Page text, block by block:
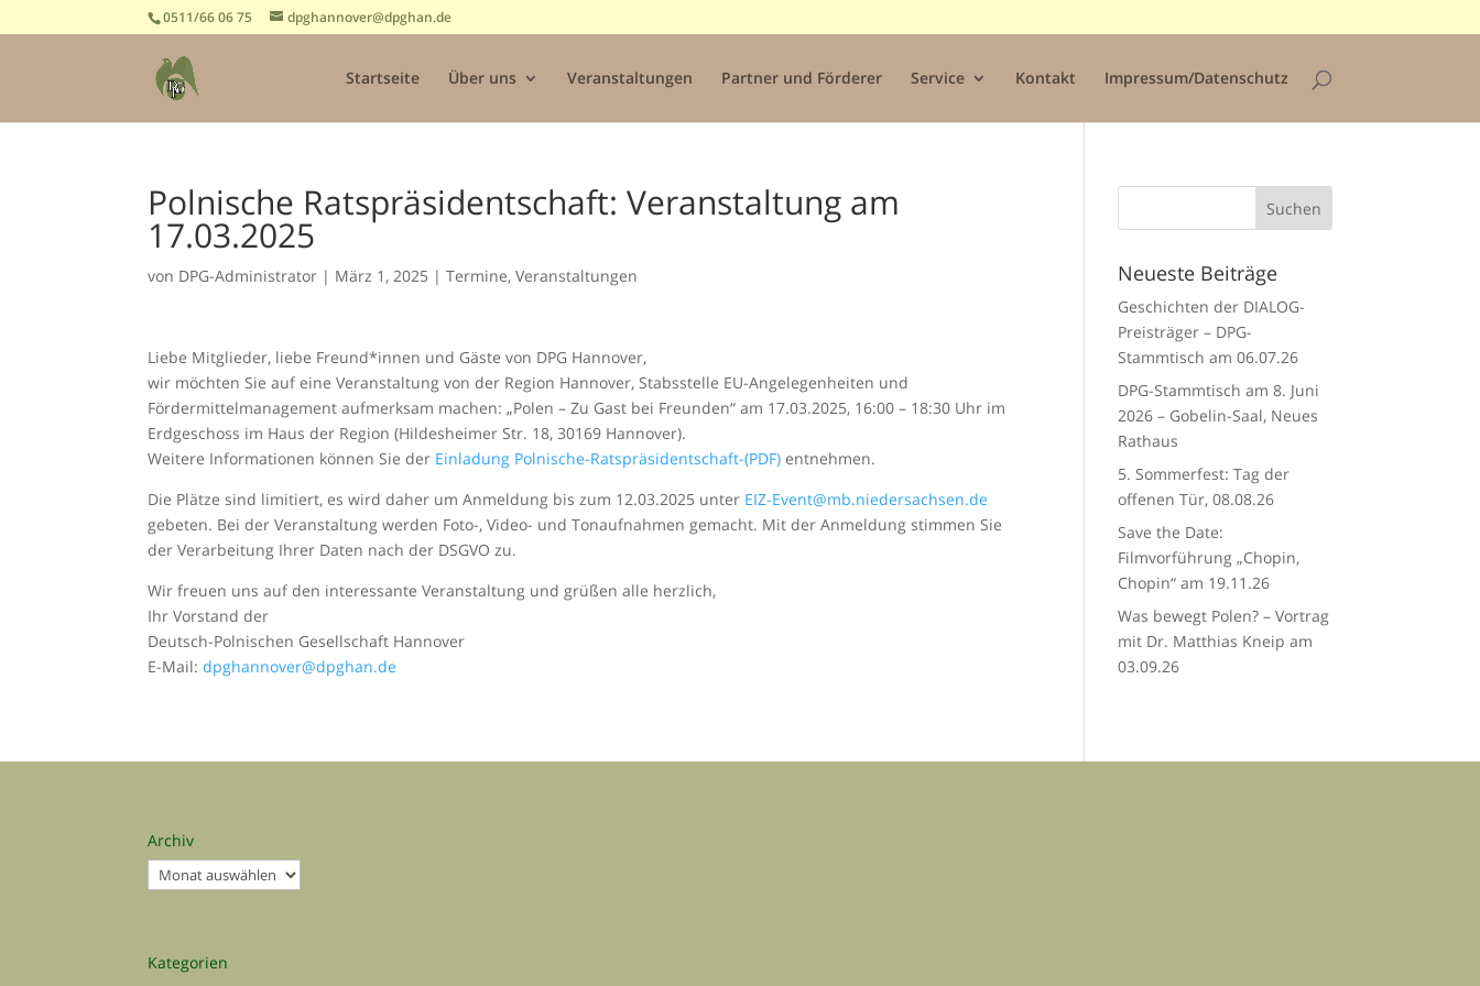
0511/66 06 75 dpghannover@dpghan.de
Startseite Über uns Veranstaltungen Partner und Förderer Service Kontakt Impressum/Datenschutz
Polnische Ratspräsidentschaft: Veranstaltung am
17.03.2025
von DPG-Administrator | März 1, 2025 |Termine,Veranstaltungen
Liebe Mitglieder, liebe Freund*innen und Gäste von DPG Hannover,
wir möchten Sie auf eine Veranstaltung von der Region Hannover, Stabsstelle EU-Angelegenheiten und
Fördermittelmanagement aufmerksam machen: „Polen – Zu Gast bei Freunden“ am 17.03.2025, 16:00 – 18:30 Uhr im
Erdgeschoss im Haus der Region (Hildesheimer Str. 18, 30169 Hannover).
Weitere Informationen können Sie der Einladung Polnische-Ratspräsidentschaft-(PDF) entnehmen.
Die Plätze sind limitiert, es wird daher um Anmeldung bis zum 12.03.2025 unter EIZ-Event@mb.niedersachsen.de
gebeten. Bei der Veranstaltung werden Foto-, Video- und Tonaufnahmen gemacht. Mit der Anmeldung stimmen Sie
der Verarbeitung Ihrer Daten nach der DSGVO zu.
Wir freuen uns auf den interessante Veranstaltung und grüßen alle herzlich,
Ihr Vorstand der
Deutsch-Polnischen Gesellschaft Hannover
E-Mail:dpghannover@dpghan.de
Neueste Beiträge
Geschichten der DIALOG-
Preisträger – DPG-
Stammtisch am 06.07.26
DPG-Stammtisch am 8. Juni
2026 – Gobelin-Saal, Neues
Rathaus
5. Sommerfest: Tag der
offenen Tür, 08.08.26
Save the Date:
Filmvorführung „Chopin,
Chopin“ am 19.11.26
Was bewegt Polen? – Vortrag
mit Dr. Matthias Kneip am
03.09.26
Archiv
Archiv
Kategorien